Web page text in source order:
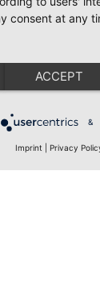
consent at any
ACCEPT
&
Imprint Privacy